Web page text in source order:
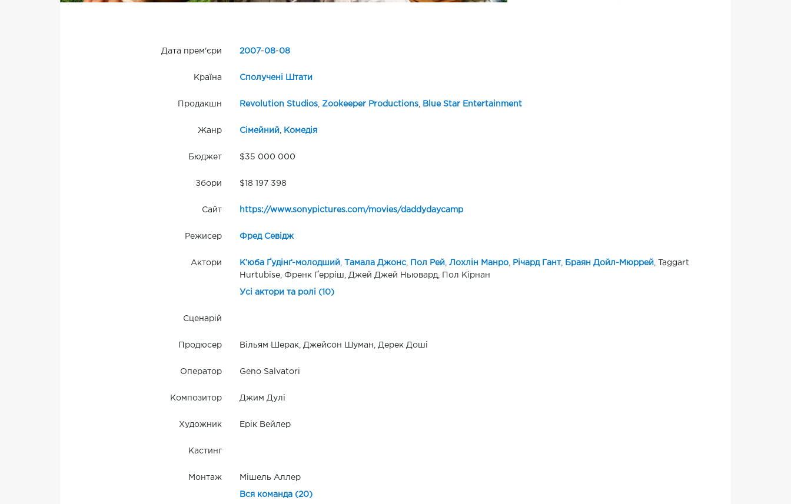
Дата прем'єри 2007-08-08
Країна Сполучені Штати
Продакшн Revolution Studios, Zookeeper Productions, Blue Star Entertainment
Жанр Сімейний Комедія
Бюджет $35 000 000
Збори $18 197 398
Сайт https://www.sonypictures.com/movies/daddydaycamp
Режисер Фред Севідж
Актори К’юба Ґудінґ-молодший Тамала Джонс, Пол Рей Лохлін Манро, Річард Гант, Браян Дойл-Мюррей , Taggart
Hurtubise, Френк Ґерріш, Джей Джей Ньювард, Пол Кірнан
Усі актори та ролі (10)
Сценарій
Продюсер Вільям Шерак, Джейсон Шуман, Дерек Доші
Оператор Geno Salvatori
Композитор Джим Дулі
Художник Ерік Вейлер
Кастинг
Монтаж Мішель Аллер
Вся команда (20)